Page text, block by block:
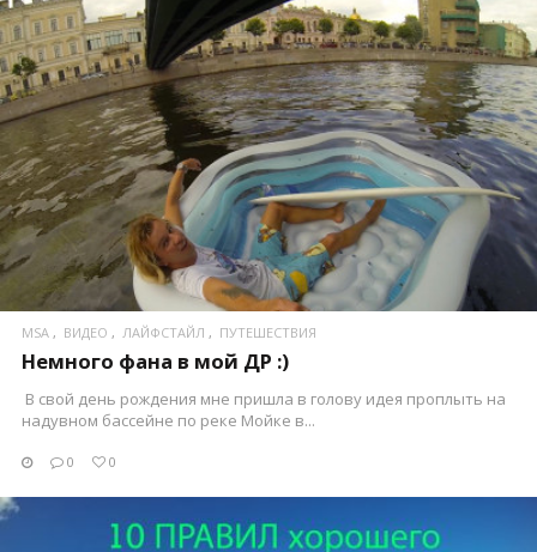
ПОСМОТРЕТЬ
MSA ВИДЕО ЛАЙФСТАЙЛ ПУТЕШЕСТВИЯ
Немного фана в мой ДР :)
В свой день рождения мне пришла в голову идея проплыть на
надувном бассейне по реке Мойке в...
0 0